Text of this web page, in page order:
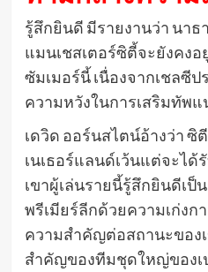
รู้สึกยินดี มีรายงานว่า นาธ
แมนเชสเตอร์ซิตี้จะยังคง
ซัมเมอร์นี้ เนื่องจากเชลซี
ความหวังในการเสริมทัพแ
เดวิด ออร์นสไตน์อ้างว่า ซิ
เนเธอร์แลนด์เว้นแต่จะได้
เขาผู้เล่นรายนี้รู้สึกยินดีเ
พรีเมียร์ลีกด้วยความเก่งก
ความสำคัญต่อสถานะของ
สำคัญของทีมชุดใหญ่ของเ